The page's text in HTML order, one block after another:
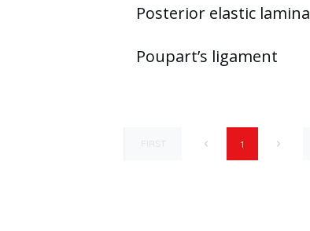
Posterior elastic lamina
Poupart’s ligament
FIRST 1